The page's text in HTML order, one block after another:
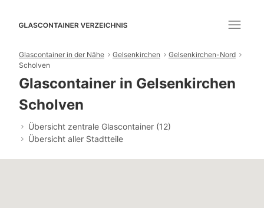
Glascontainer in der Nähe Gelsenkirchen
Gelsenkirchen-Nord
Scholven
Glascontainer in Gelsenkirchen
Scholven
Übersicht zentrale Glascontainer (12)
Übersicht aller Stadtteile